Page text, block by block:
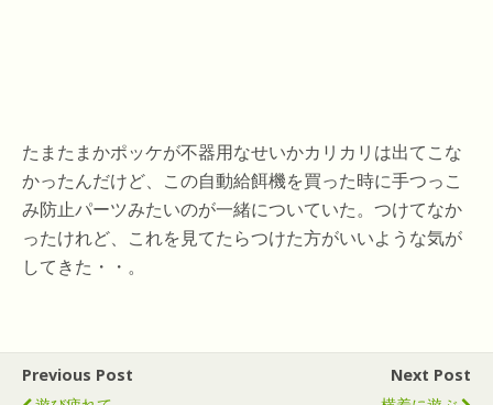
たまたまかポッケが不器用なせいかカリカリは出てこな
かったんだけど、この自動給餌機を買った時に手つっこ
み防止パーツみたいのが一緒についていた。つけてなか
ったけれど、これを見てたらつけた方がいいような気が
してきた・・。
Previous Post
Next Post